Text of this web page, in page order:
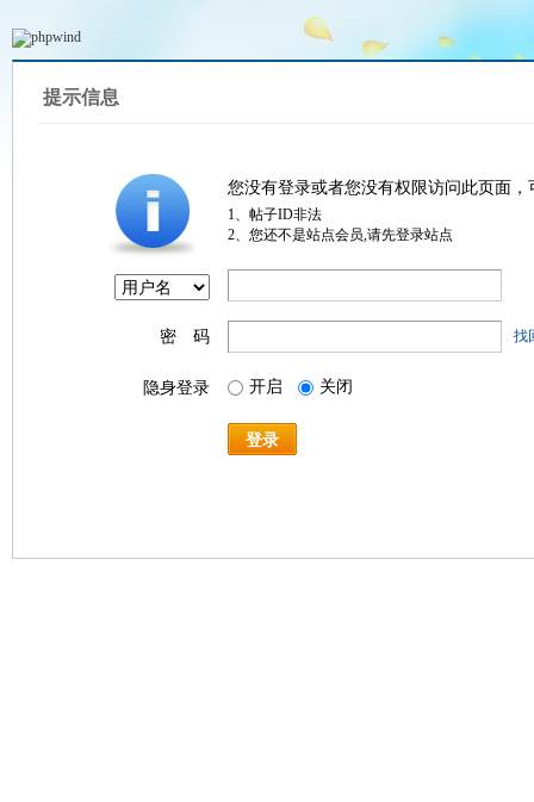
提示信息
您没有登录或者您没有权限访问此页面
1、帖子ID非法
2、您还不是站点会员,请先登录站点
密 码 找
隐身登录 开启 关闭
登录